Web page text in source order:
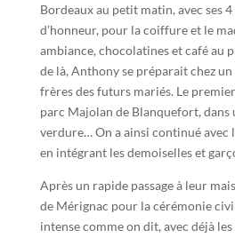
Bordeaux au petit matin, avec ses
d’honneur, pour la coiffure et le
ambiance, chocolatines et café au
de là, Anthony se préparait chez un
frères des futurs mariés. Le
parc Majolan de Blanquefort, dans
verdure… On a ainsi continué avec
en intégrant les demoiselles et
Après un rapide passage à leur
de Mérignac pour la cérémonie
intense comme on dit, avec déjà